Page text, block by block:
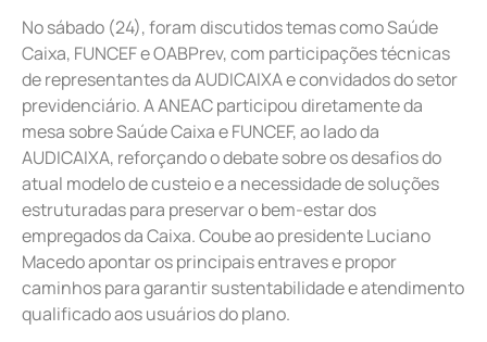
No sábado (24), foram discutidos temas como Saúde
Caixa, FUNCEF e OABPrev, com participações técnicas
de representantes da AUDICAIXA e convidados do setor
previdenciário. A ANEAC participou diretamente da
mesa sobre Saúde Caixa e FUNCEF, ao lado da
AUDICAIXA, reforçando o debate sobre os desafios do
atual modelo de custeio e a necessidade de soluções
estruturadas para preservar o bem-estar dos
empregados da Caixa. Coube ao presidente Luciano
Macedo apontar os principais entraves e propor
caminhos para garantir sustentabilidade e atendimento
qualificado aos usuários do plano.